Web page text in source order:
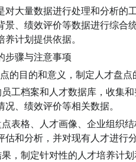
对大量数据进行处理和分析的
景、绩效评价等数据进行综合
计划提供依据。
步骤与注意事项
的目的和意义，制定人才盘
工档案和人才数据库，收集
、绩效评价等相关数据。
表格、人才画像、企业组织
估和分析，并对现有人才进行
，制定针对性的人才培养计